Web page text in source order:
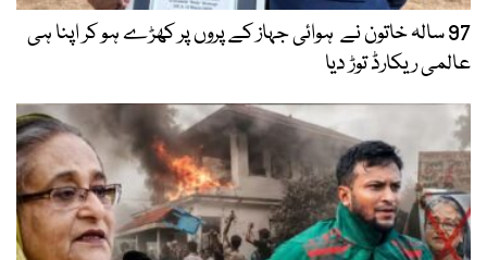
97 سالہ خاتون نے ہوائی جہاز کے پروں پر کھڑے ہو کر اپنا ہی
عالمی ریکارڈ توڑ دیا